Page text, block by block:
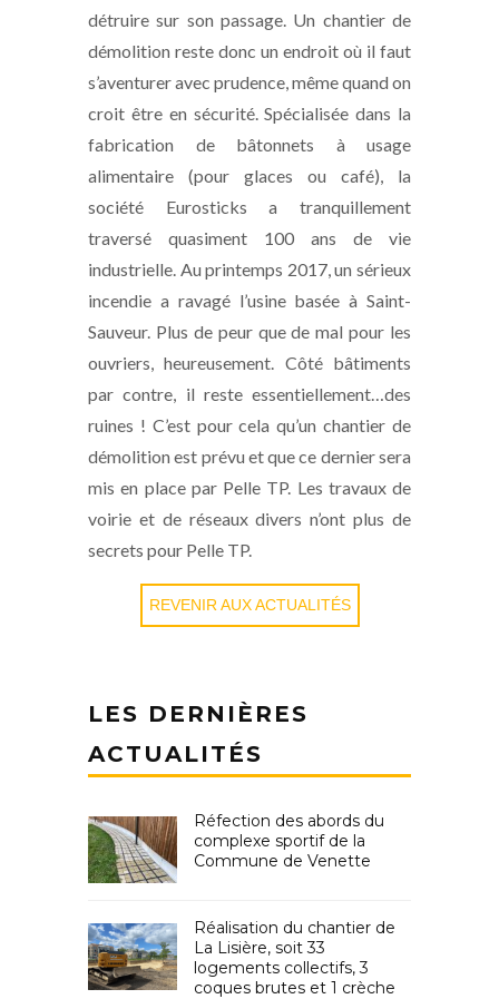
détruire sur son passage. Un chantier de
démolition reste donc un endroit où il faut
s’aventurer avec prudence, même quand on
croit être en sécurité. Spécialisée dans la
fabrication de bâtonnets à usage
alimentaire (pour glaces ou café), la
société Eurosticks a tranquillement
traversé quasiment 100 ans de vie
industrielle. Au printemps 2017, un sérieux
incendie a ravagé l’usine basée à Saint-
Sauveur. Plus de peur que de mal pour les
ouvriers, heureusement. Côté bâtiments
par contre, il reste essentiellement…des
ruines ! C’est pour cela qu’un chantier de
démolition est prévu et que ce dernier sera
mis en place par Pelle TP. Les travaux de
voirie et de réseaux divers n’ont plus de
secrets pour Pelle TP.
REVENIR AUX ACTUALITÉS
LES DERNIÈRES
ACTUALITÉS
Réfection des abords du
complexe sportif de la
Commune de Venette
Réalisation du chantier de
La Lisière, soit 33
logements collectifs, 3
coques brutes et 1 crèche